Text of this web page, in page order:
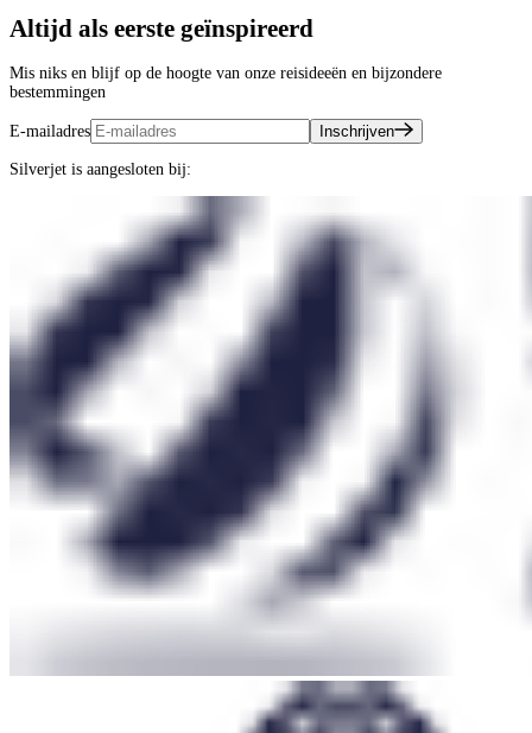
Altijd als eerste geïnspireerd
Mis niks en blijf op de hoogte van onze reisideeën en bijzondere
bestemmingen
E-mailadres Inschrijven
Silverjet is aangesloten bij: